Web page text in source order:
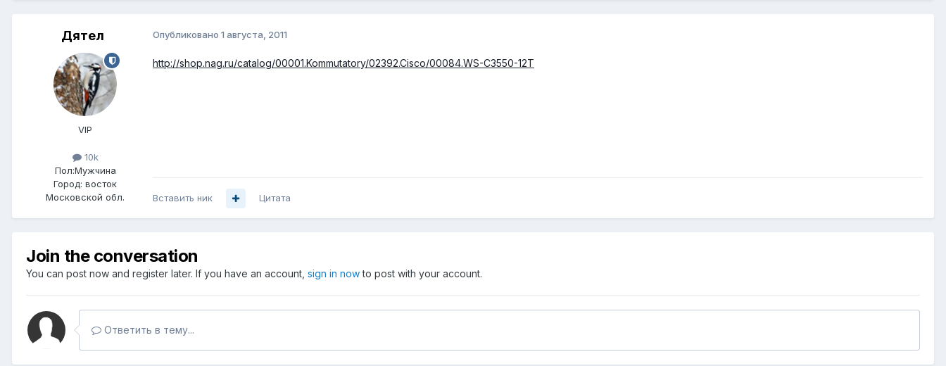
Дятел
VIP
10k
Пол:Мужчина
Город: восток
Московской обл.
Опубликовано 1 августа, 2011
http://shop.nag.ru/catalog/00001.Kommutatory/02392.Cisco/00084.WS-C3550-12T
Вставить ник Цитата
Join the conversation
You can post now and register later. If you have an account, sign in nowto post with your account.
Ответить в тему...